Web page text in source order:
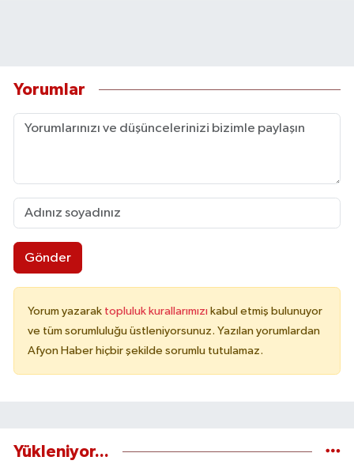
Yorumlar
Gönder
Yorum yazarak topluluk kurallarımızı kabul etmiş bulunuyor
ve tüm sorumluluğu üstleniyorsunuz. Yazılan yorumlardan
Afyon Haber hiçbir şekilde sorumlu tutulamaz.
Yükleniyor...